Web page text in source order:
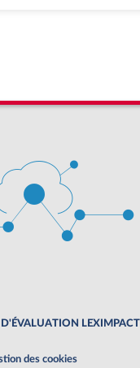
LEXIMPACT
des cookies